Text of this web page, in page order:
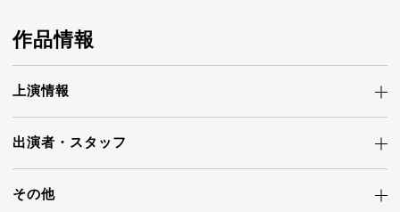
作品情報
上演情報
出演者・ スタッフ
その他